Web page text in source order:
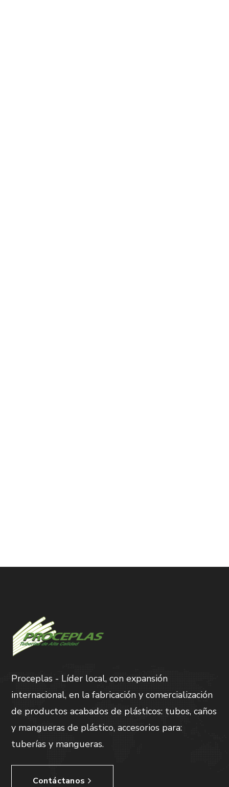
Proceplas - Líder local, con expansión
internacional, en la fabricación y comercialización
de productos acabados de plásticos: tubos, caños
y mangueras de plástico, accesorios para:
tuberías y mangueras.
Contáctanos